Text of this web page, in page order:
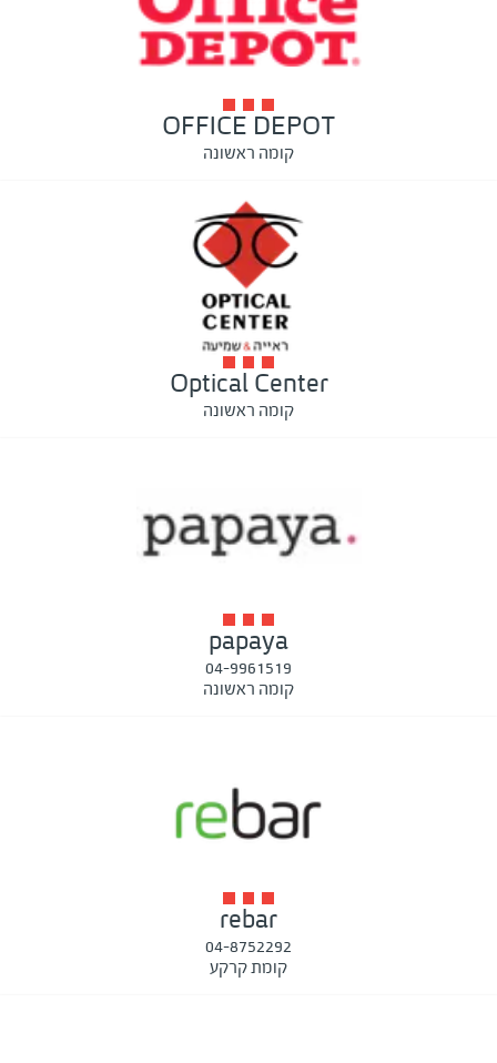
OFFICE DEPOT
קומה ראשונה
Optical Center
קומה ראשונה
papaya
04-9961519
קומה ראשונה
rebar
04-8752292
קומת קרקע